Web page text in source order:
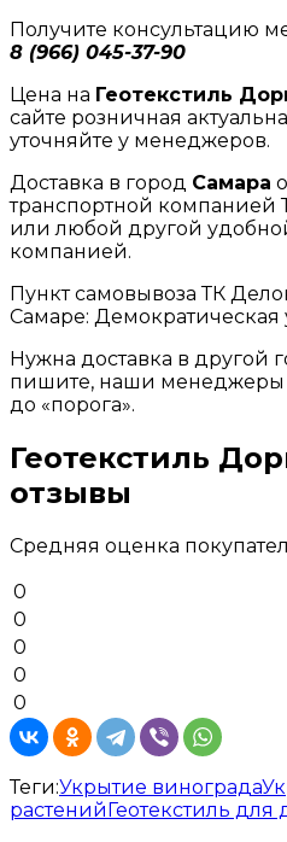
Получите консультацию
8 (966) 045-37-90
Цена на Геотекстиль
сайте розничная
уточняйте у менеджеров.
Доставка в город Самара
транспортной компанией
или любой другой
компанией.
Пункт самовывоза ТК
Самаре: Демократическая
Нужна доставка в другой
пишите, наши менеджеры
до «порога».
Геотекстиль
отзывы
Средняя оценка
0
0
0
0
0
Теги:Укрытие винограда
растенийГеотекстиль для